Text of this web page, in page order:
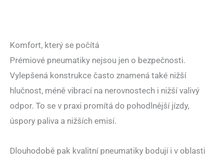
Komfort, který se počítá
Prémiové pneumatiky nejsou jen o bezpečnosti.
Vylepšená konstrukce často znamená také nižší
hlučnost, méně vibrací na nerovnostech i nižší valivý
odpor. To se v praxi promítá do pohodlnější jízdy,
úspory paliva a nižších emisí.
Dlouhodobě pak kvalitní pneumatiky bodují i v oblasti